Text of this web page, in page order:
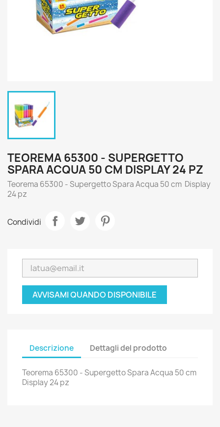
TEOREMA 65300 - SUPERGETTO
SPARA ACQUA 50 CM DISPLAY 24 PZ
Teorema 65300 - Supergetto Spara Acqua 50 cm Display
24 pz
Condividi
AVVISAMI QUANDO DISPONIBILE
Descrizione Dettagli del prodotto
Teorema 65300 - Supergetto Spara Acqua 50 cm
Display 24 pz